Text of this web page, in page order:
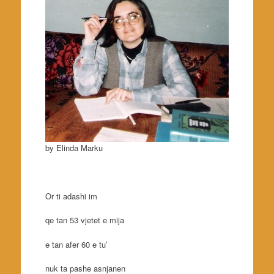
by Elinda Marku
Or ti adashi im
qe tan 53 vjetet e mija
e tan afer 60 e tu’
nuk ta pashe asnjanen